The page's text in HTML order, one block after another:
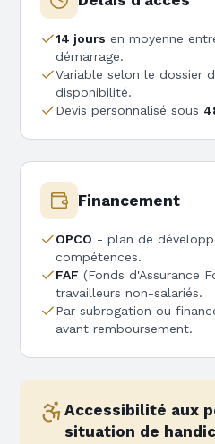
14 jours en moyenne
démarrage.
Variable selon le dossier
disponibilité.
Devis personnalisé sous
Financement
OPCO - plan de
compétences.
FAF (Fonds d'Assurance
travailleurs non-salariés.
Par subrogation ou
avant remboursement.
Accessibilité aux
situation de